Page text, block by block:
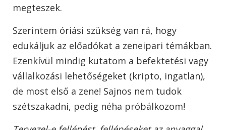
megteszek.
Szerintem óriási szükség van rá, hogy
edukáljuk az előadókat a zeneipari témákban.
Ezenkívül mindig kutatom a befektetési vagy
vállalkozási lehetőségeket (kripto, ingatlan),
de most első a zene! Sajnos nem tudok
szétszakadni, pedig néha próbálkozom!